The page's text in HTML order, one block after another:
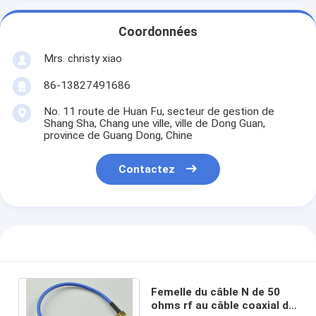
Coordonnées
Mrs. christy xiao
86-13827491686
No. 11 route de Huan Fu, secteur de gestion de
Shang Sha, Chang une ville, ville de Dong Guan,
province de Guang Dong, Chine
Contactez
Femelle du câble N de 50
ohms rf au câble coaxial de